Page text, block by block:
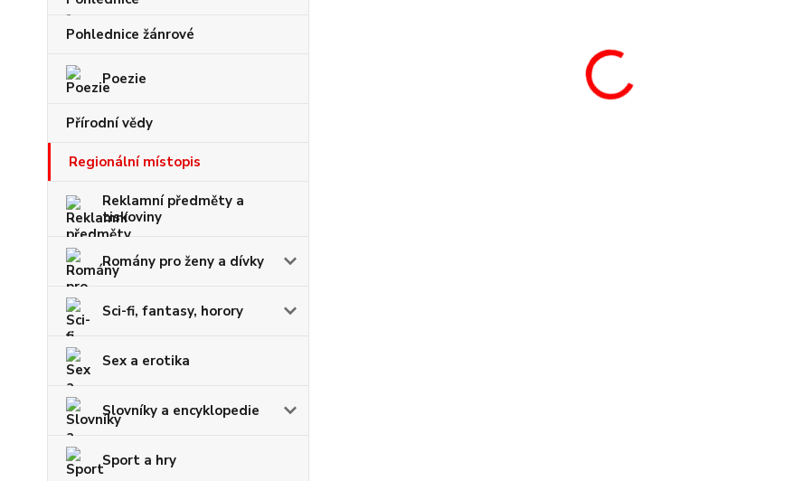
Pohlednice žánrové
Poezie
Přírodní vědy
Regionální místopis
Reklamní předměty a
tiskoviny
Romány pro ženy a dívky
Sci-fi, fantasy, horory
Sex a erotika
Slovníky a encyklopedie
Sport a hry